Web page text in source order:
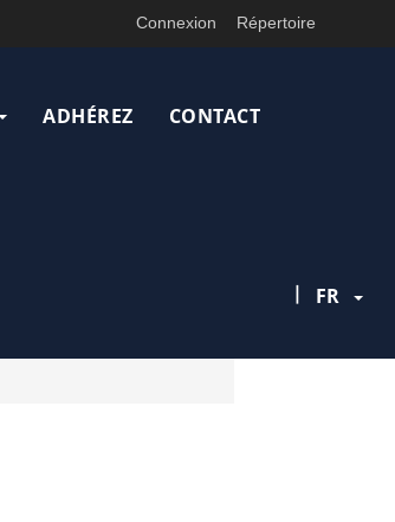
Connexion Répertoire
ADHÉREZ CONTACT
| FR